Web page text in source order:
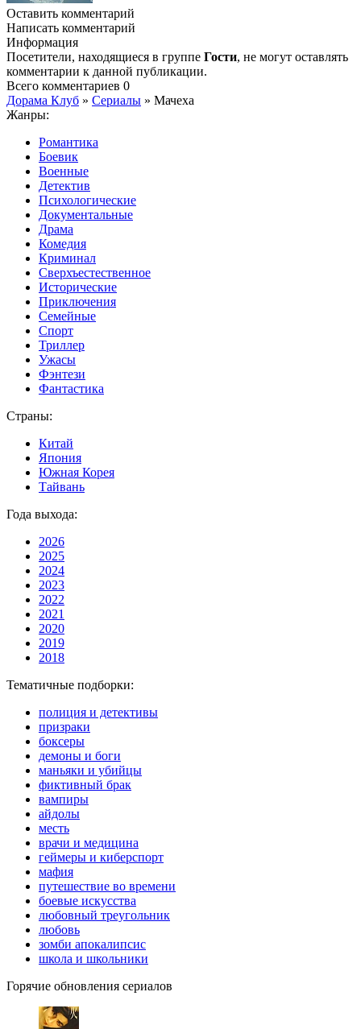
Оставить комментарий
Написать комментарий
Информация
Посетители, находящиеся в группе Гости, не могут оставлять
комментарии к данной публикации.
Всего комментариев 0
Дорама Клуб » Сериалы » Мачеха
Жанры:
Романтика
Боевик
Военные
Детектив
Психологические
Документальные
Драма
Комедия
Криминал
Сверхъестественное
Исторические
Приключения
Семейные
Спорт
Триллер
Ужасы
Фэнтези
Фантастика
Страны:
Китай
Япония
Южная Корея
Тайвань
Года выхода:
2026
2025
2024
2023
2022
2021
2020
2019
2018
Тематичные подборки:
полиция и детективы
призраки
боксеры
демоны и боги
маньяки и убийцы
фиктивный брак
вампиры
айдолы
месть
врачи и медицина
геймеры и киберспорт
мафия
путешествие во времени
боевые искусства
любовный треугольник
любовь
зомби апокалипсис
школа и школьники
Горячие обновления сериалов